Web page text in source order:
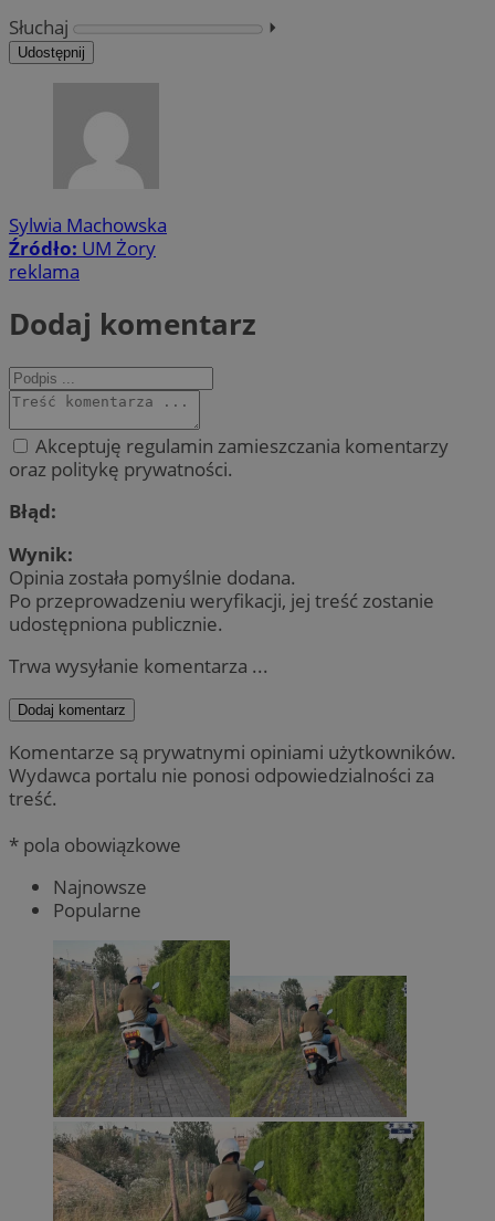
Słuchaj
⏵︎
Udostępnij
Sylwia Machowska
Źródło: UM Żory
reklama
Dodaj komentarz
Akceptuję regulamin zamieszczania komentarzy
oraz politykę prywatności.
Błąd:
Wynik:
Opinia została pomyślnie dodana.
Po przeprowadzeniu weryfikacji, jej treść zostanie
udostępniona publicznie.
Trwa wysyłanie komentarza ...
Dodaj komentarz
Komentarze są prywatnymi opiniami użytkowników.
Wydawca portalu nie ponosi odpowiedzialności za
treść.
* pola obowiązkowe
Najnowsze
Popularne